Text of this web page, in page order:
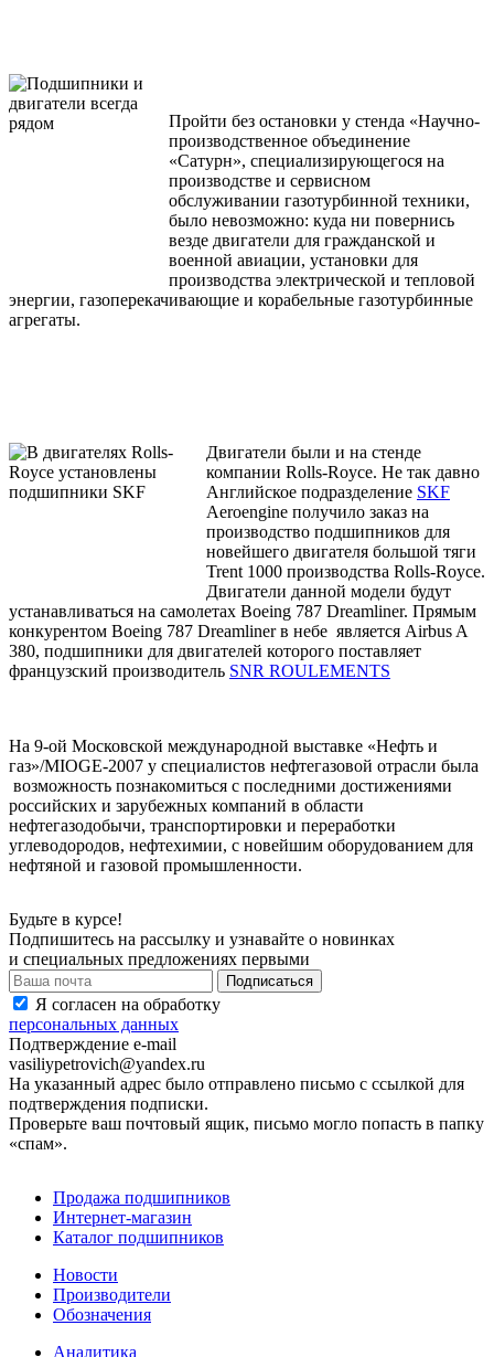
Пройти без остановки у стенда «Научно-
производственное объединение
«Сатурн», специализирующегося на
производстве и сервисном
обслуживании газотурбинной техники,
было невозможно: куда ни повернись
везде двигатели для гражданской и
военной авиации, установки для
производства электрической и тепловой
энергии, газоперекачивающие и корабельные газотурбинные
агрегаты.
Двигатели были и на стенде
компании Rolls-Royce. Не так давно
Английское подразделение SKF
Aeroengine получило заказ на
производство подшипников для
новейшего двигателя большой тяги
Trent 1000 производства Rolls-Royce.
Двигатели данной модели будут
устанавливаться на самолетах Boeing 787 Dreamliner. Прямым
конкурентом Boeing 787 Dreamliner в небе является Airbus A
380, подшипники для двигателей которого поставляет
французcкий производитель SNR ROULEMENTS
На 9-ой Московской международной выставке «Нефть и
газ»/MIOGE-2007 у специалистов нефтегазовой отрасли была
возможность познакомиться с последними достижениями
российских и зарубежных компаний в области
нефтегазодобычи, транспортировки и переработки
углеводородов, нефтехимии, с новейшим оборудованием для
нефтяной и газовой промышленности.
Будьте в курсе!
Подпишитесь на рассылку и узнавайте о новинках
и специальных предложениях первыми
Я согласен на обработку
персональных данных
Подтверждение e-mail
vasiliypetrovich@yandex.ru
На указанный адрес было отправлено письмо с ссылкой для
подтверждения подписки.
Проверьте ваш почтовый ящик, письмо могло попасть в папку
«спам».
Продажа подшипников
Интернет-магазин
Каталог подшипников
Новости
Производители
Обозначения
Аналитика